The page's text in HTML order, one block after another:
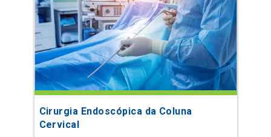
Cirurgia Endoscópica da Coluna
Cervical